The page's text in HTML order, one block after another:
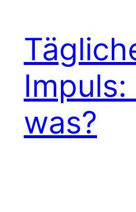
was?